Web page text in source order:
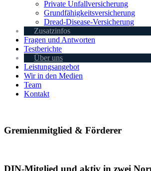
Private Unfallversicherung
Grundfähigkeitsversicherung
Dread-Disease-Versicherung
Zusatzinfos
Fragen und Antworten
Testberichte
Über uns
Leistungsangebot
Wir in den Medien
Team
Kontakt
Gremienmitglied & Förderer
DIN-Mitglied und aktiv in zwei